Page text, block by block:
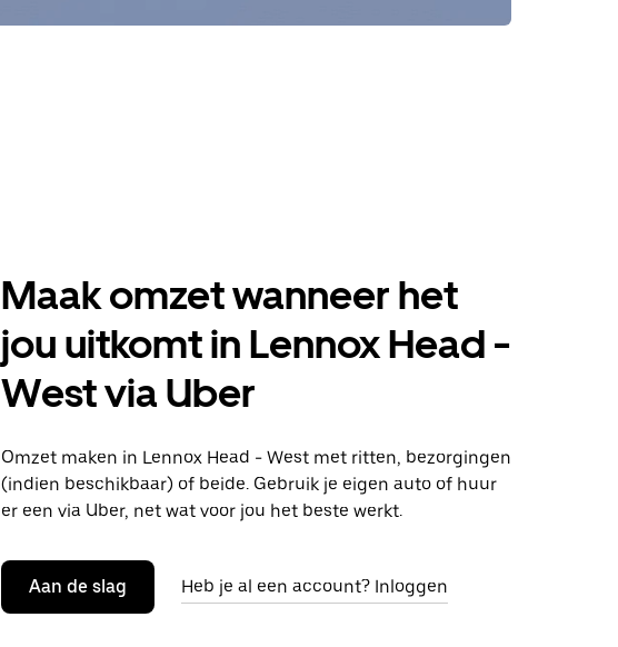
Maak omzet wanneer het
jou uitkomt in Lennox Head -
West via Uber
Omzet maken in Lennox Head - West met ritten, bezorgingen
(indien beschikbaar) of beide. Gebruik je eigen auto of huur
er een via Uber, net wat voor jou het beste werkt.
Aan de slag Heb je al een account? Inloggen